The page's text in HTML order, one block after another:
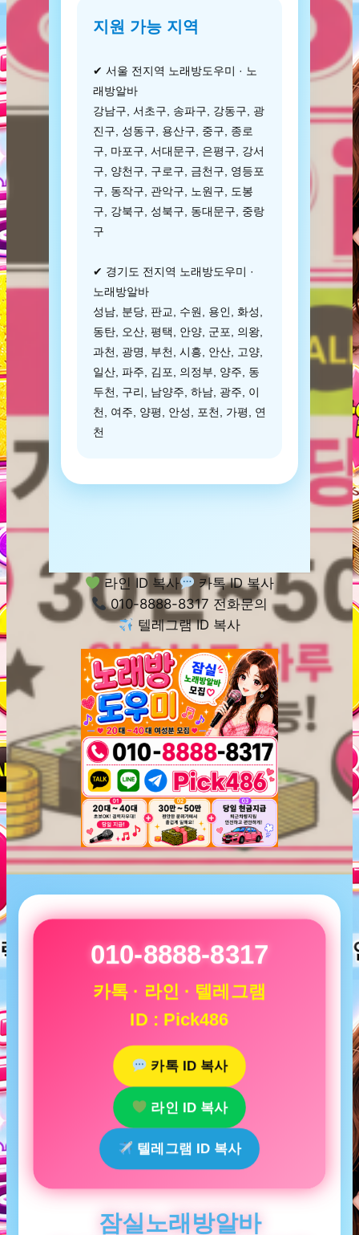
지원 가능 지역
✔ 서울 전지역 노래방도우미 · 노
래방알바
강남구, 서초구, 송파구, 강동구, 광
진구, 성동구, 용산구, 중구, 종로
구, 마포구, 서대문구, 은평구, 강서
구, 양천구, 구로구, 금천구, 영등포
구, 동작구, 관악구, 노원구, 도봉
구, 강북구, 성북구, 동대문구, 중랑
구
✔ 경기도 전지역 노래방도우미 ·
노래방알바
성남, 분당, 판교, 수원, 용인, 화성,
동탄, 오산, 평택, 안양, 군포, 의왕,
과천, 광명, 부천, 시흥, 안산, 고양,
일산, 파주, 김포, 의정부, 양주, 동
두천, 구리, 남양주, 하남, 광주, 이
천, 여주, 양평, 안성, 포천, 가평, 연
천
라인 ID 복사
카톡 ID 복사
010-8888-8317 전화문의
텔레그램 ID 복사
010-8888-8317
카톡 · 라인 · 텔레그램
ID : Pick486
카톡 ID 복사
라인 ID 복사
텔레그램 ID 복사
잠실노래방알바